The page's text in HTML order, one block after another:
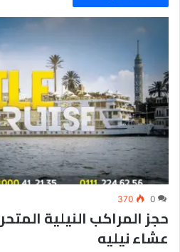
0
370
عشاء نيليه